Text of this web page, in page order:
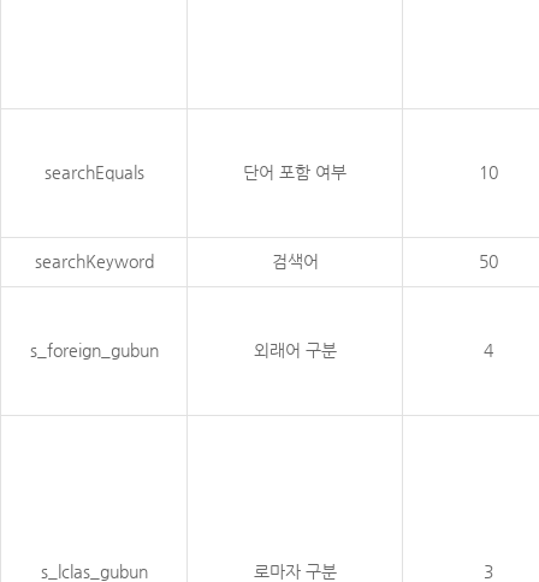
searchEquals 단어 포함 여부 10
searchKeyword 검색어 50
s_foreign_gubun 외래어 구분 4
s_lclas_gubun 로마자 구분 3